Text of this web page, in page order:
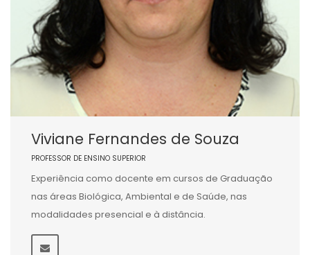
Viviane Fernandes de Souza
PROFESSOR DE ENSINO SUPERIOR
Experiência como docente em cursos de Graduação
nas áreas Biológica, Ambiental e de Saúde, nas
modalidades presencial e à distância.